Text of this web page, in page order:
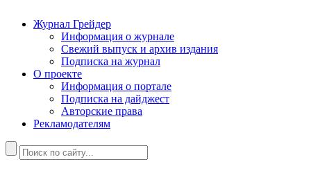
Журнал Грейдер
Информация о журнале
Свежий выпуск и архив издания
Подписка на журнал
О проекте
Информация о портале
Подписка на дайджест
Авторские права
Рекламодателям